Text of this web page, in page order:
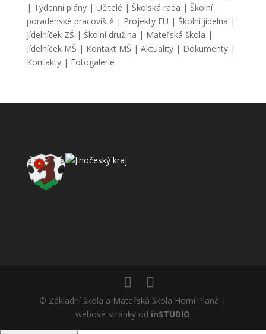
| Týdenní plány| Učitelé | Školská rada | Školní
poradenské pracoviště | Projekty EU | Školní jídelna |
Jídelníček ZŠ | Školní družina | Mateřská škola |
Jídelníček MŠ | Kontakt MŠ | Aktuality| Dokumenty|
Kontakty| Fotogalerie
© Základní škola a Mateřská škola Horní Planá |
webové stránky od inSTUDIO